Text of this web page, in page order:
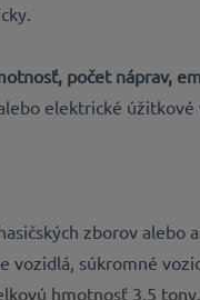
počet náprav,
elektrické
zborov
vozidlá, súkromné
hmotnosť 3,5 tony.